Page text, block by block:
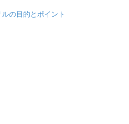
の目的とポイント